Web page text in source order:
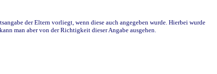
der Eltern vorliegt, wenn diese auch angegeben wurde. Hierbei wurde
man aber von der Richtigkeit dieser Angabe ausgehen.